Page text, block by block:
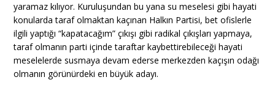
yaramaz kılıyor. Kuruluşundan bu yana su meselesi gibi hayati
konularda taraf olmaktan kaçınan Halkın Partisi, bet ofislerle
ilgili yaptığı “kapatacağım” çıkışı gibi radikal çıkışları yapmaya,
taraf olmanın parti içinde taraftar kaybettirebileceği hayati
meselelerde susmaya devam ederse merkezden kaçışın odağı
olmanın görünürdeki en büyük adayı.